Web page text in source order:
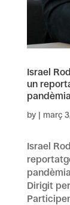
Israel
un
by | març
Israel
Dirigit